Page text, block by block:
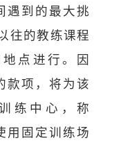
遇到的最大挑
往的教练课程
点进行。因
款项，将为该
练中心，称
固定训练场